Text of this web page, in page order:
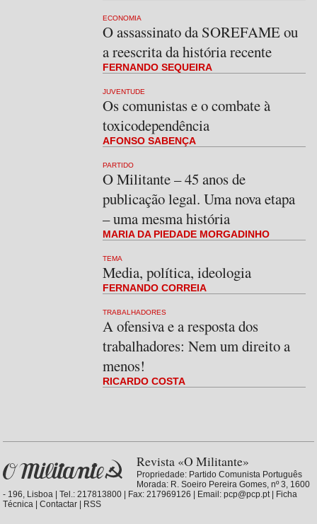
ECONOMIA
O assassinato da SOREFAME ou
a reescrita da história recente
FERNANDO SEQUEIRA
JUVENTUDE
Os comunistas e o combate à
toxicodependência
AFONSO SABENÇA
PARTIDO
O Militante – 45 anos de
publicação legal. Uma nova etapa
– uma mesma história
MARIA DA PIEDADE MORGADINHO
TEMA
Media, política, ideologia
FERNANDO CORREIA
TRABALHADORES
A ofensiva e a resposta dos
trabalhadores: Nem um direito a
menos!
RICARDO COSTA
Revista «O Militante»
Propriedade: Partido Comunista Português
Morada: R. Soeiro Pereira Gomes, nº 3, 1600
- 196, Lisboa | Tel.: 217813800 | Fax: 217969126 | Email: pcp@pcp.pt |
Ficha
Técnica |Contactar RSS